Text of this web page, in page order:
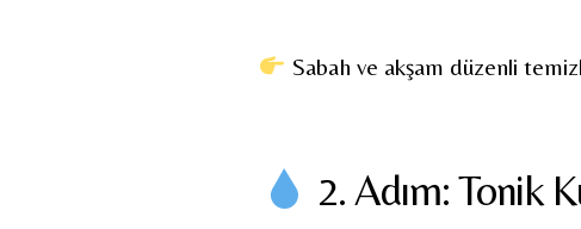
Sabah ve akşam düzenli
2. Adım: Tonik